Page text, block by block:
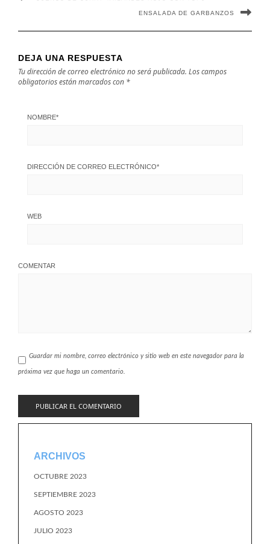
ENSALADA DE GARBANZOS
DEJA UNA RESPUESTA
Tu dirección de correo electrónico no será publicada. Los campos
obligatorios están marcados con *
NOMBRE*
DIRECCIÓN DE CORREO ELECTRÓNICO*
WEB
COMENTAR
Guardar mi nombre, correo electrónico y sitio web en este navegador para la
próxima vez que haga un comentario.
ARCHIVOS
OCTUBRE 2023
SEPTIEMBRE 2023
AGOSTO 2023
JULIO 2023